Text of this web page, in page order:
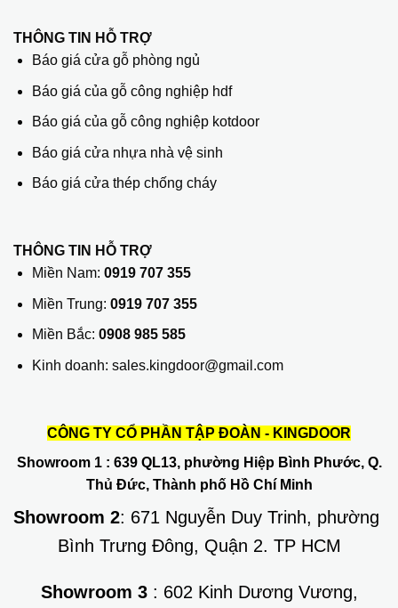
THÔNG TIN HỖ TRỢ
Báo giá cửa gỗ phòng ngủ
Báo giá của gỗ công nghiệp hdf
Báo giá của gỗ công nghiệp kotdoor
Báo giá cửa nhựa nhà vệ sinh
Báo giá cửa thép chống cháy
THÔNG TIN HỖ TRỢ
Miền Nam: 0919 707 355
Miền Trung: 0919 707 355
Miền Bắc: 0908 985 585
Kinh doanh: sales.kingdoor@gmail.com
CÔNG TY CỔ PHẦN TẬP ĐOÀN - KINGDOOR
Showroom 1: 639 QL13, phường Hiệp Bình Phước, Q.
Thủ Đức, Thành phố Hồ Chí Minh
Showroom 2: 671 Nguyễn Duy Trinh, phường
Bình Trưng Đông, Quận 2. TP HCM
Showroom 3: 602 Kinh Dương Vương,